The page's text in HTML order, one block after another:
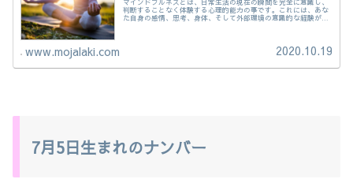
判断することなく体験する心理的能力の事です。これには、あな
た自身の感情、思考、身体、そして外部環境の意識的な経験が含
www.mojalaki.com 2020.10.19
7月5日生まれのナンバー